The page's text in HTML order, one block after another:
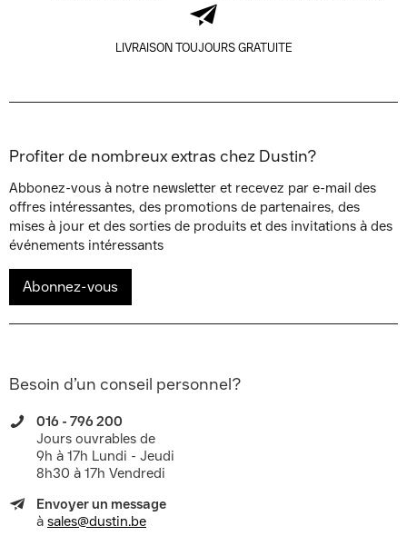
LIVRAISON TOUJOURS GRATUITE
Profiter de nombreux extras chez Dustin?
Abbonez-vous à notre newsletter et recevez par e-mail des
offres intéressantes, des promotions de partenaires, des
mises à jour et des sorties de produits et des invitations à des
événements intéressants
Abonnez-vous
Besoin d’un conseil personnel?
016 - 796 200
Jours ouvrables de
9h à 17h Lundi - Jeudi
8h30 à 17h Vendredi
Envoyer un message
à sales@dustin.be